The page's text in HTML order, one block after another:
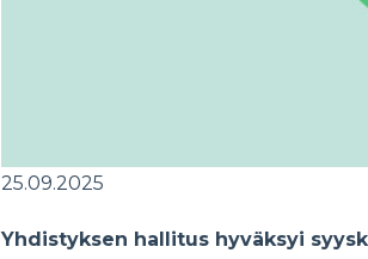
25.09.2025
Yhdistyksen hallitus hyväksyi